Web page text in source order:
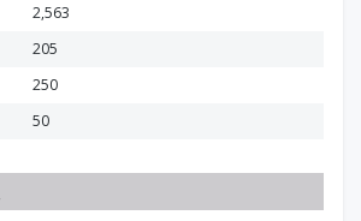
2,563
205
250
50